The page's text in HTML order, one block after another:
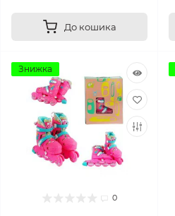
До кошика
Знижка
0